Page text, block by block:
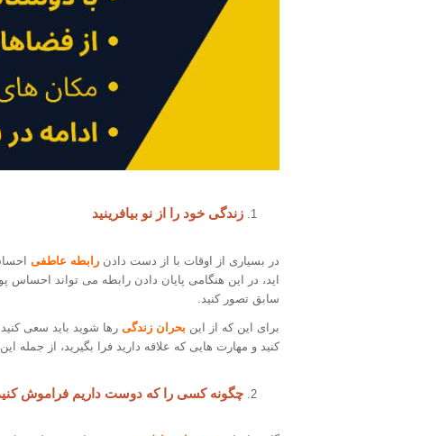
زندگی خود را از نو بیافرینید
در بسیاری از اوقات با از دست دادن رابطه عاطفی
اید، در این هنگامی پایان دادن رابطه می تواند احساس
سابق تصور کنید.
برای این که از این بحران زندگی رها شوید باید سعی کنید
کنید و مهارت هایی که علاقه دارید فرا بگیرید، از
چگونه کسی را که دوست داریم فراموش